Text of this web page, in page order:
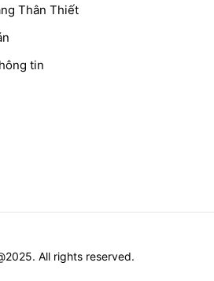
Thân Thiết
tin
All rights reserved.